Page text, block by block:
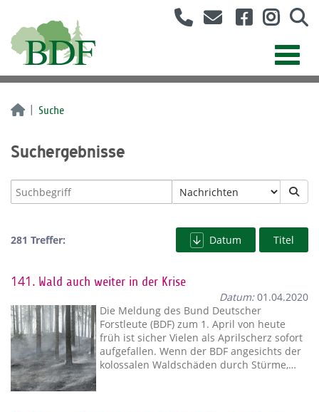
Suche
Suchergebnisse
281 Treffer: Datum Titel
141. Wald auch weiter in der Krise
Datum:01.04.2020
Die Meldung des Bund Deutscher
Forstleute (BDF) zum 1. April von heute
früh ist sicher Vielen als Aprilscherz sofort
aufgefallen. Wenn der BDF angesichts der
kolossalen Waldschäden durch Stürme,…